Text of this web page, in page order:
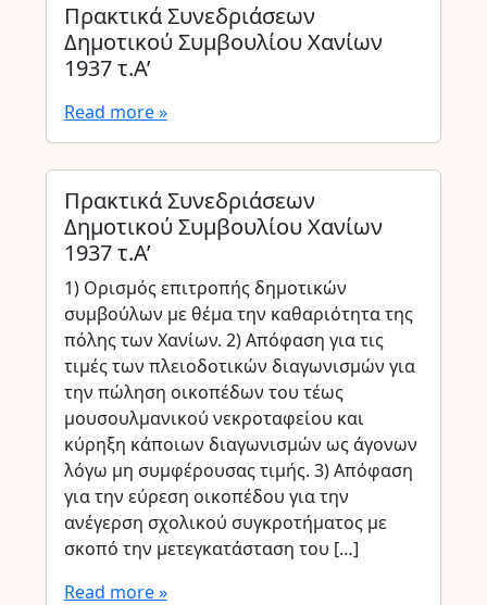
Πρακτικά Συνεδριάσεων
Δημοτικού Συμβουλίου Χανίων
1937 τ.Α’
Read more »
Πρακτικά Συνεδριάσεων
Δημοτικού Συμβουλίου Χανίων
1937 τ.Α’
1) Ορισμός επιτροπής δημοτικών
συμβούλων με θέμα την καθαριότητα της
πόλης των Χανίων. 2) Απόφαση για τις
τιμές των πλειοδοτικών διαγωνισμών για
την πώληση οικοπέδων του τέως
μουσουλμανικού νεκροταφείου και
κύρηξη κάποιων διαγωνισμών ως άγονων
λόγω μη συμφέρουσας τιμής. 3) Απόφαση
για την εύρεση οικοπέδου για την
ανέγερση σχολικού συγκροτήματος με
σκοπό την μετεγκατάσταση του […]
Read more »